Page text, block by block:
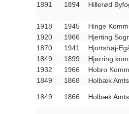
1891 1894 Hillerød
1918 1945
Hinge
1920
1966
Hjerting
1870
1941
Hjortshøj-
1849
1899
Hjørring
1932
1966
Hobro
1849
1868 Holbæk
1849 1866 Holbæk